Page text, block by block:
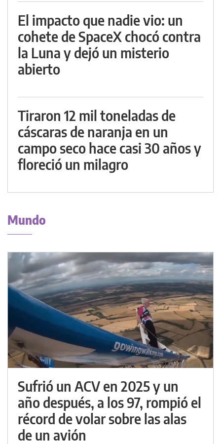
El impacto que nadie vio: un
cohete de SpaceX chocó contra
la Luna y dejó un misterio
abierto
Tiraron 12 mil toneladas de
cáscaras de naranja en un
campo seco hace casi 30 años y
floreció un milagro
Mundo
Sufrió un ACV en 2025 y un
año después, a los 97, rompió el
récord de volar sobre las alas
de un avión